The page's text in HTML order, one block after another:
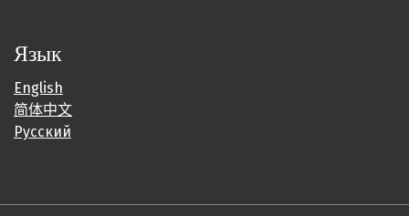
Язык
English
简体中文
Русский